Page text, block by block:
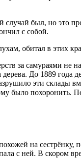
был, но это
с собой.
обитал в этих
за самураями не
До 1889 года
эти склады
было похоронить.
на сестрёнку,
с ней. В скором